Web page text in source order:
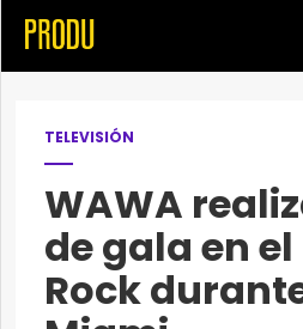
TELEVISIÓN
WAWA
de gala en el
Rock